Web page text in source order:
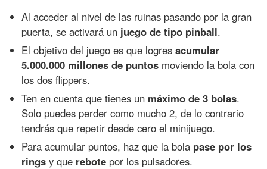
Al acceder al nivel de las ruinas pasando por la gran
puerta, se activará un juego de tipo pinball.
El objetivo del juego es que logresacumular
5.000.000 millones de puntos moviendo la bola con
los dos flippers.
Ten en cuenta que tienes un máximo de 3 bolas.
Solo puedes perder como mucho 2, de lo contrario
tendrás que repetir desde cero el minijuego.
Para acumular puntos, haz que la bola pase por los
rings y que rebote por los pulsadores.